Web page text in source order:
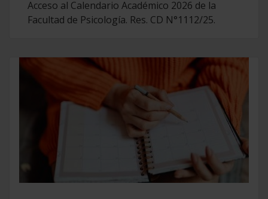
Acceso al Calendario Académico 2026 de la
Facultad de Psicología. Res. CD N°1112/25.